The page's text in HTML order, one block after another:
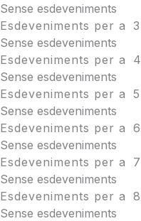
Sense esdeveniments
Esdeveniments per a 3
Sense esdeveniments
Esdeveniments per a
4
Sense esdeveniments
Esdeveniments per a 5
Sense esdeveniments
Esdeveniments per a 6
Sense esdeveniments
Esdeveniments per a
7
Sense esdeveniments
Esdeveniments per a 8
Sense esdeveniments